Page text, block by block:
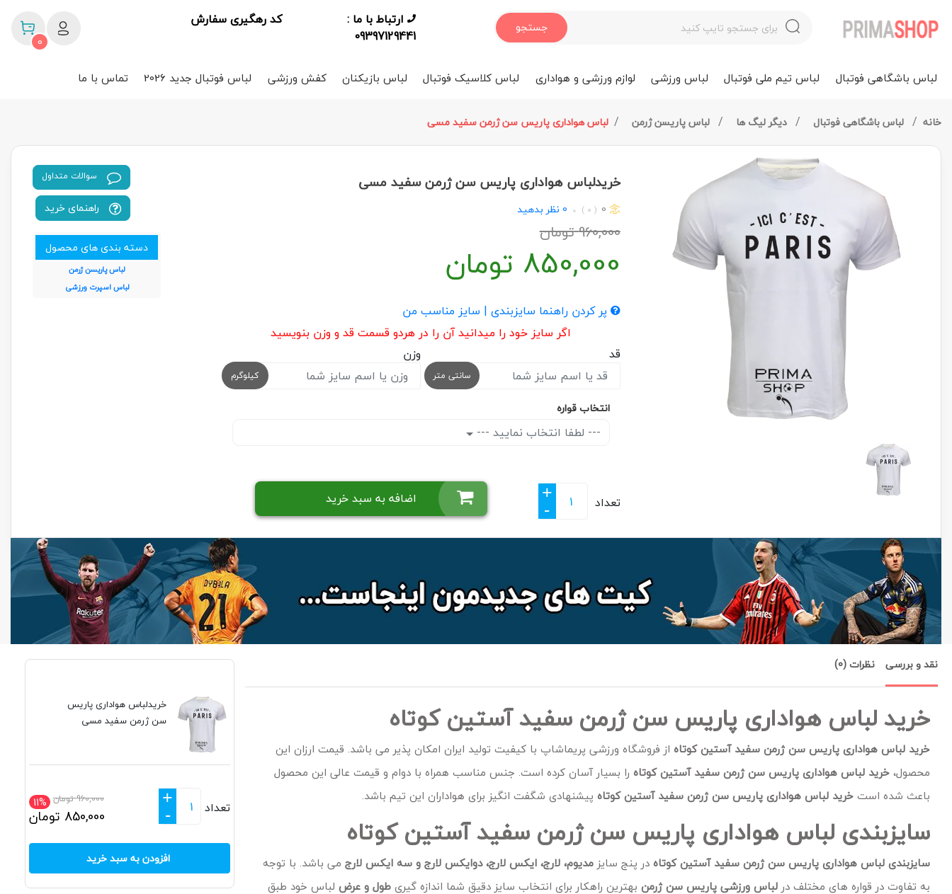
جستجو
ارتباط با ما :
09397129441
کد رهگیری سفارش
0
لباس باشگاهی فوتبال لباس تیم ملی فوتبال لباس ورزشی لوازم ورزشی و هواداری لباس کلاسیک فوتبال لباس بازیکنان کفش ورزشی لباس فوتبال جدید 2026 تماس با ما
خانه لباس باشگاهی فوتبال دیگر لیگ ها لباس پاریسن ژرمن لباس هواداری پاریس سن ژرمن سفید مسی
خریدلباس هواداری پاریس سن ژرمن سفید مسی
0
( 0 )
0 نظر بدهید
960,000تومان
850,000 تومان
پر کردن راهنما سایزبندی | سایز مناسب من
اگر سایز خود را میدانید آن را در هردو قسمت قد و وزن بنویسید
قد
سانتی متر
وزن
کیلوگرم
انتخاب قواره
--- لطفا انتخاب نمایید ---
تعداد
+
-
اضافه به سبد خرید
سوالات متداول
راهنمای خرید
دسته بندی های محصول
لباس پاریسن ژرمن
لباس اسپرت ورزشی
نقد و بررسی نظرات (0)
خرید لباس هواداری پاریس سن ژرمن سفید آستین کوتاه
خرید لباس هواداری پاریس سن ژرمن سفید آستین کوتاه از فروشگاه ورزشی پریماشاپ با کیفیت تولید ایران امکان پذیر می باشد. قیمت ارزان این
محصول،خرید لباس هواداری پاریس سن ژرمن سفید آستین کوتاه را بسیار آسان کرده است. جنس مناسب همراه با دوام و قیمت عالی این محصول
باعث شده استخرید لباس هواداری پاریس سن ژرمن سفید آستین کوتاه پیشنهادی شگفت انگیز برای هواداران این تیم باشد.
سایزبندی لباس هواداری پاریس سن ژرمن سفید آستین کوتاه
سایزبندی لباس هواداری پاریس سن ژرمن سفید آستین کوتاه در پنج سایز مدیوم، لارج، ایکس لارج، دوایکس لارج و سه ایکس لارج می باشد. با توجه
به تفاوت در قواره های مختلف در لباس ورزشی پاریس سن ژرمن بهترین راهکار برای انتخاب سایز دقیق شما اندازه گیریطول و عرض لباس خود طبق
خریدلباس هواداری پاریس
سن ژرمن سفید مسی
11% 960,000تومان
850,000 تومان تعداد
+
-
افزودن به سبد خرید